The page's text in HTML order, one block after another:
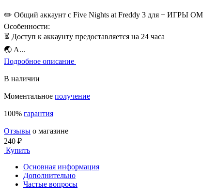
✏️ Общий аккаунт с Five Nights at Freddy 3 для + ИГРЫ ОМ
Особенности:
⏳ Доступ к аккаунту предоставляется на 24 часа
🌏 А...
Подробное описание
В наличии
Моментальное получение
100% гарантия
Отзывы о магазине
240 ₽
Купить
Основная информация
Дополнительно
Частые вопросы